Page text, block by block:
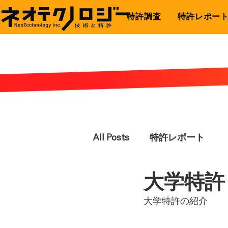
特許調査 特許レポー
All Posts 特許レポート
大学特許
大学特許の紹介